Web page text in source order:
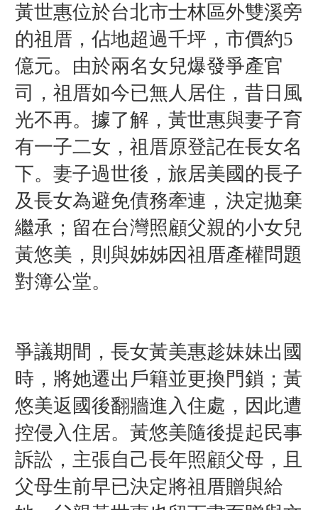
黃世惠位於台北市士林區外雙溪旁
的祖厝，佔地超過千坪，市價約5
億元。由於兩名女兒爆發爭產官
司，祖厝如今已無人居住，昔日風
光不再。 據了解，黃世惠與妻子育
有一子二女，祖厝原登記在長女名
下。妻子過世後，旅居美國的長子
及長女為避免債務牽連，決定拋棄
繼承；留在台灣照顧父親的小女兒
黃悠美，則與姊姊因祖厝產權問題
對簿公堂。
爭議期間，長女黃美惠趁妹妹出國
時，將她遷出戶籍並更換門鎖；黃
悠美返國後翻牆進入住處，因此遭
控侵入住居。黃悠美隨後提起民事
訴訟，主張自己長年照顧父母，且
父母生前早已決定將祖厝贈與給